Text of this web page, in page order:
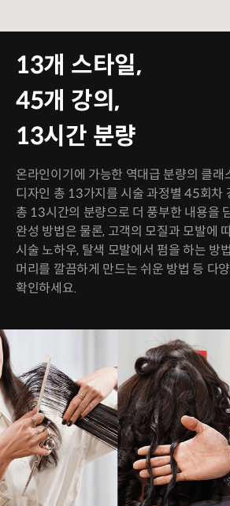
13개 스타일,
45개 강의,
13시간 분량
온라인이기에 가능한 역대급 분량의 클래
디자인 총 13가지를 시술 과정별 45회차
총 13시간의 분량으로 더 풍부한 내용을
완성 방법은 물론, 고객의 모질과 모발에
시술 노하우, 탈색 모발에서 펌을 하는 방
머리를 깔끔하게 만드는 쉬운 방법 등 다
확인하세요.